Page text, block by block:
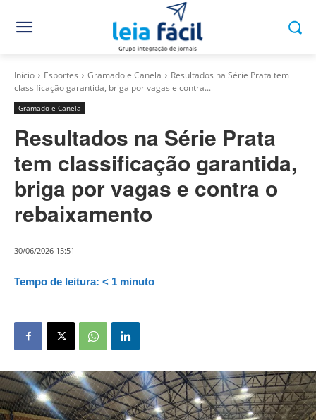
Início Esportes Gramado e Canela
Resultados na Série Prata tem
classificação garantida, briga por vagas e contra...
Gramado e Canela
Resultados na Série Prata
tem classificação garantida,
briga por vagas e contra o
rebaixamento
30/06/2026 15:51
Tempo de leitura: < 1 minuto